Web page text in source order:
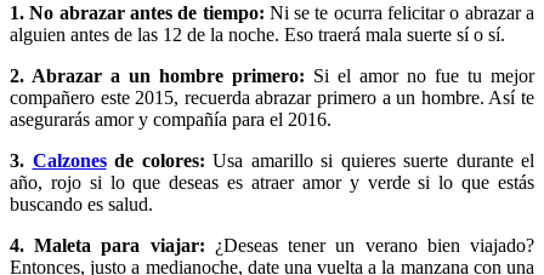
1. No abrazar antes de tiempo: Ni se te ocurra felicitar o abrazar a
alguien antes de las 12 de la noche. Eso traerá mala suerte sí o sí.
2. Abrazar a un hombre primero: Si el amor no fue tu mejor
compañero este 2015, recuerda abrazar primero a un hombre. Así te
asegurarás amor y compañía para el 2016.
3. Calzonesde colores: Usa amarillo si quieres suerte durante el
año, rojo si lo que deseas es atraer amor y verde si lo que estás
buscando es salud.
4. Maleta para viajar: ¿Deseas tener un verano bien viajado?
Entonces, justo a medianoche, date una vuelta a la manzana con una